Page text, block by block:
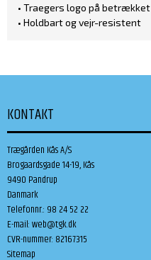
• Traegers logo på betrækket
• Holdbart og vejr-resistent
KONTAKT
Trægården Kås A/S
Brogaardsgade 14-19, Kås
9490 Pandrup
Danmark
Telefonnr.: 98 24 52 22
E-mail:web@tgk.dk
CVR-nummer: 82167315
Sitemap